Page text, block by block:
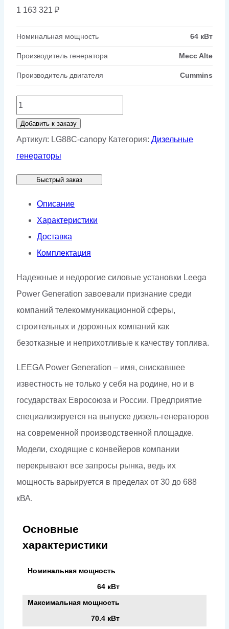
1 163 321 ₽
Номинальная мощность 64 кВт
Производитель генератора Mecc Alte
Производитель двигателя Cummins
Количество
товара
Дизельный
генератор
Power
LG88C
кожухе
Добавить к заказу
Артикул: LG88C-canopy Категория: Дизельные
генераторы
Быстрый заказ
Описание
Характеристики
Доставка
Комплектация
Надежные и недорогие силовые установки Leega
Power Generation завоевали признание среди
компаний телекоммуникационной сферы,
строительных и дорожных компаний как
безотказные и неприхотливые к качеству топлива.
LEEGA Power Generation – имя, снискавшее
известность не только у себя на родине, но и в
государствах Евросоюза и России. Предприятие
специализируется на выпуске дизель-генераторов
на современной производственной площадке.
Модели, сходящие с конвейеров компании
перекрывают все запросы рынка, ведь их
мощность варьируется в пределах от 30 до 688
кВА.
Основные
характеристики
Номинальная мощность
64 кВт
Максимальная мощность
70.4 кВт